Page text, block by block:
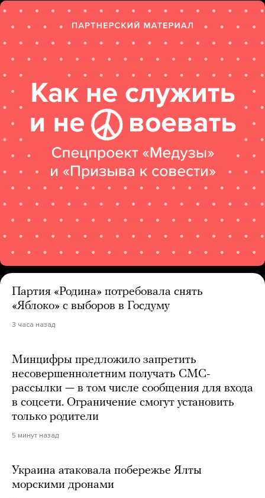
Партия «Родина» потребовала снять
«Яблоко» с выборов в Госдуму
3 часа назад
Минцифры предложило запретить
несовершеннолетним получать СМС-
рассылки — в том числе сообщения для входа
в соцсети. Ограничение смогут установить
только родители
5 минут назад
Украина атаковала побережье Ялты
морскими дронами